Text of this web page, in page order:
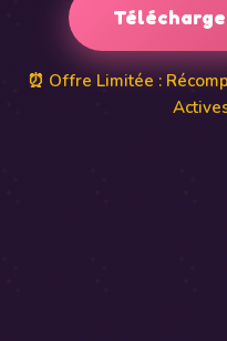
⏰ Offre Limitée :